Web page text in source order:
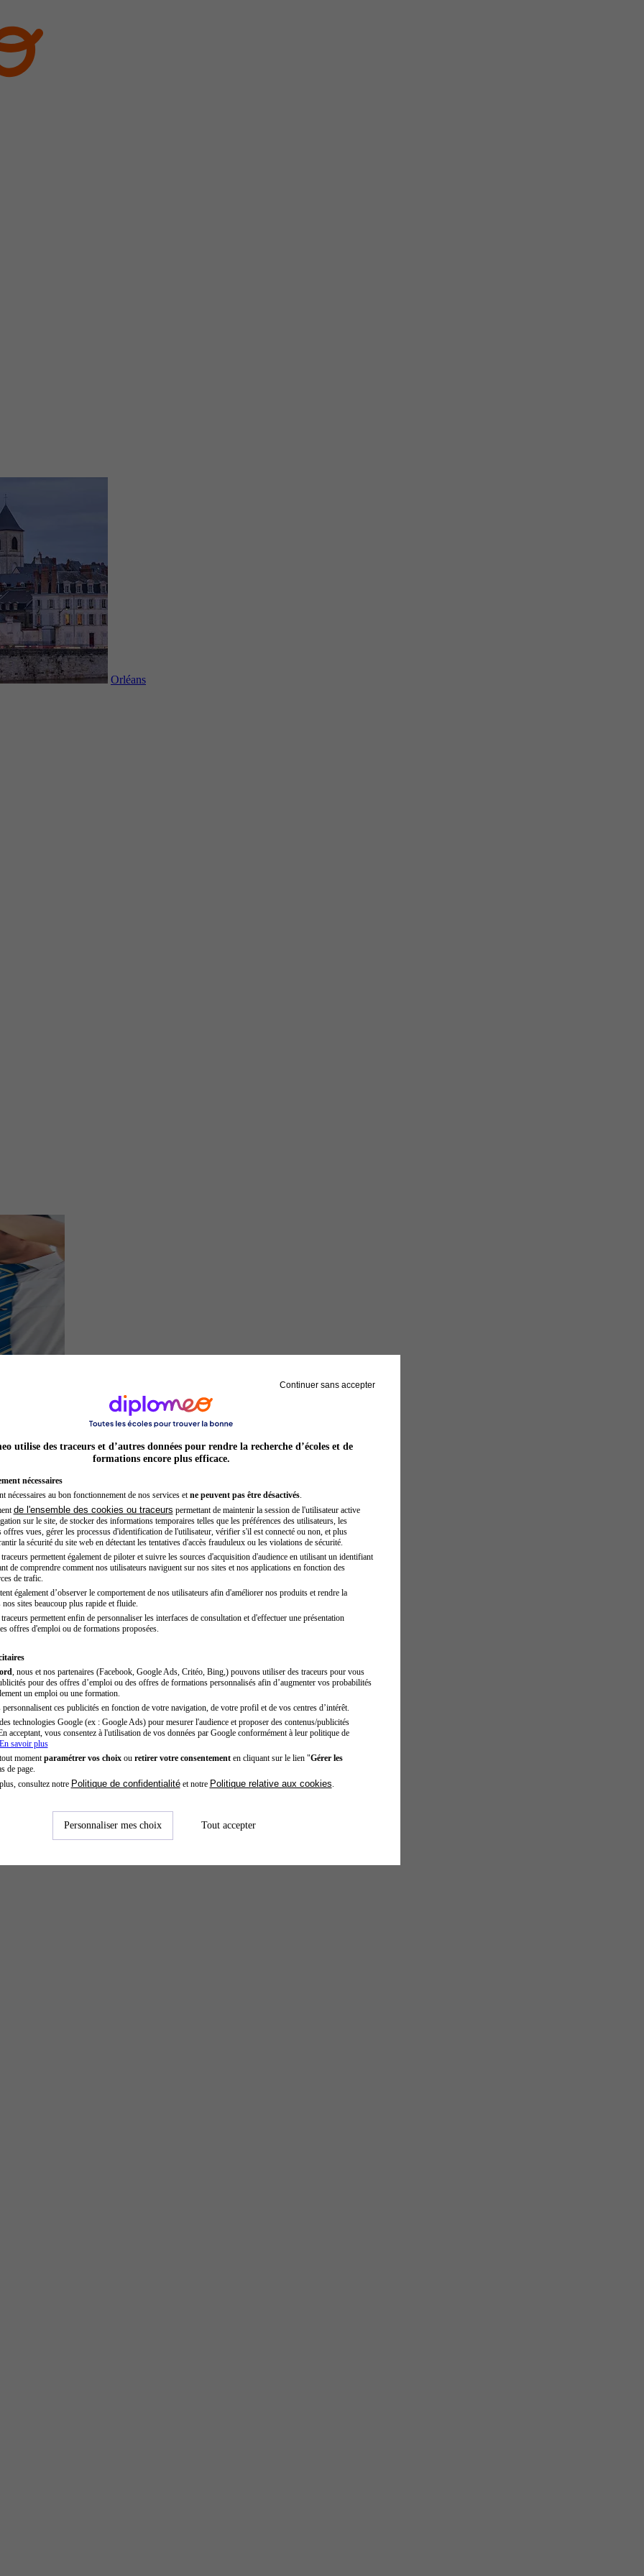
Orléans
Hôtesse de l'air steward
Continuer sans accepter
utilise des traceurs et d’autres données pour rendre la recherche d’écoles et de
formations encore plus efficace.
nécessaires
nécessaires au bon fonctionnement de nos services et ne peuvent pas être désactivés.
de l'ensemble des cookies ou traceurs permettant de maintenir la session de l'utilisateur active
sur le site, de stocker des informations temporaires telles que les préférences des utilisateurs, les
offres vues, gérer les processus d'identification de l'utilisateur, vérifier s'il est connecté ou non, et plus
la sécurité du site web en détectant les tentatives d'accès frauduleux ou les violations de sécurité.
permettent également de piloter et suivre les sources d'acquisition d'audience en utilisant un identifiant
de comprendre comment nos utilisateurs naviguent sur nos sites et nos applications en fonction des
de trafic.
également d’observer le comportement de nos utilisateurs afin d'améliorer nos produits et rendre la
sites beaucoup plus rapide et fluide.
permettent enfin de personnaliser les interfaces de consultation et d'effectuer une présentation
offres d'emploi ou de formations proposées.
, nous et nos partenaires (Facebook, Google Ads, Critéo, Bing,) pouvons utiliser des traceurs pour vous
pour des offres d’emploi ou des offres de formations personnalisés afin d’augmenter vos probabilités
un emploi ou une formation.
ces publicités en fonction de votre navigation, de votre profil et de vos centres d’intérêt.
technologies Google (ex : Google Ads) pour mesurer l'audience et proposer des contenus/publicités
acceptant, vous consentez à l'utilisation de vos données par Google conformément à leur politique de
savoir plus
moment paramétrer vos choixou retirer votre consentementen cliquant sur le lien "Gérer les
de page.
consultez notre Politique de confidentialitéet notre Politique relative aux cookies
Personnaliser mes choix Tout accepter